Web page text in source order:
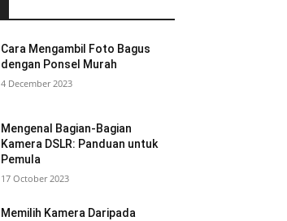
Cara Mengambil Foto Bagus
dengan Ponsel Murah
4 December 2023
Mengenal Bagian-Bagian
Kamera DSLR: Panduan untuk
Pemula
17 October 2023
Memilih Kamera Daripada